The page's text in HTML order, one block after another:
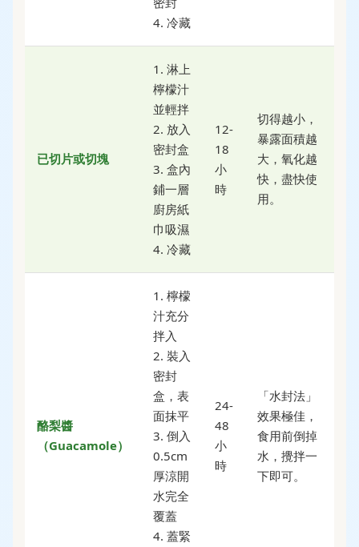
4. 冷藏
已切片或切塊
1. 淋上
檸檬汁
並輕拌
2. 放入
密封盒
3. 盒內
鋪一層
廚房紙
巾吸濕
4. 冷藏
12-
18
小
時
切得越小，
暴露面積越
大，氧化越
快，盡快使
用。
酪梨醬
（Guacamole）
1. 檸檬
汁充分
拌入
2. 裝入
密封
盒，表
面抹平
3. 倒入
0.5cm
厚涼開
水完全
覆蓋
4. 蓋緊
24-
48
小
時
「水封法」
效果極佳，
食用前倒掉
水，攪拌一
下即可。